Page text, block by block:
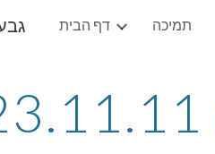
Skip to main content
דף הבית תמיכה